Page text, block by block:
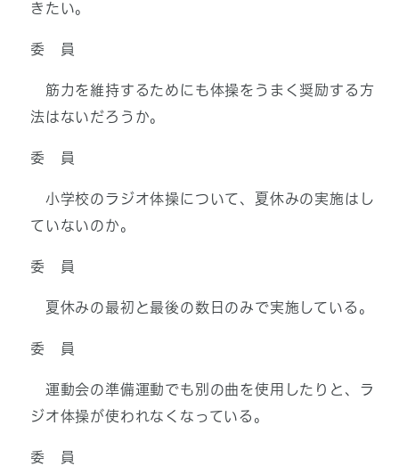
きたい。
委 員
筋力を維持するためにも体操をうまく奨励する方
法はないだろうか。
委 員
小学校のラジオ体操について、夏休みの実施はし
ていないのか。
委 員
夏休みの最初と最後の数日のみで実施している。
委 員
運動会の準備運動でも別の曲を使用したりと、ラ
ジオ体操が使われなくなっている。
委 員